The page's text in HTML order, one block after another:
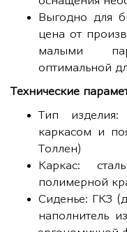
Выгодно для
цена от
малыми
оптимальной
Технические
Тип
каркасом и
Толлен)
Каркас:
полимерной
Сиденье: ГКЗ
наполнитель